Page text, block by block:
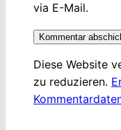
via E-Mail.
Diese Website
zu reduzieren.